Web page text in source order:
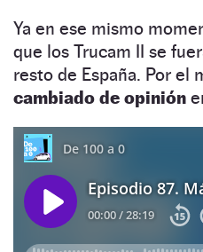
Ya en ese mismo
que los Trucam II se
resto de España. Por el
cambiado de opinión